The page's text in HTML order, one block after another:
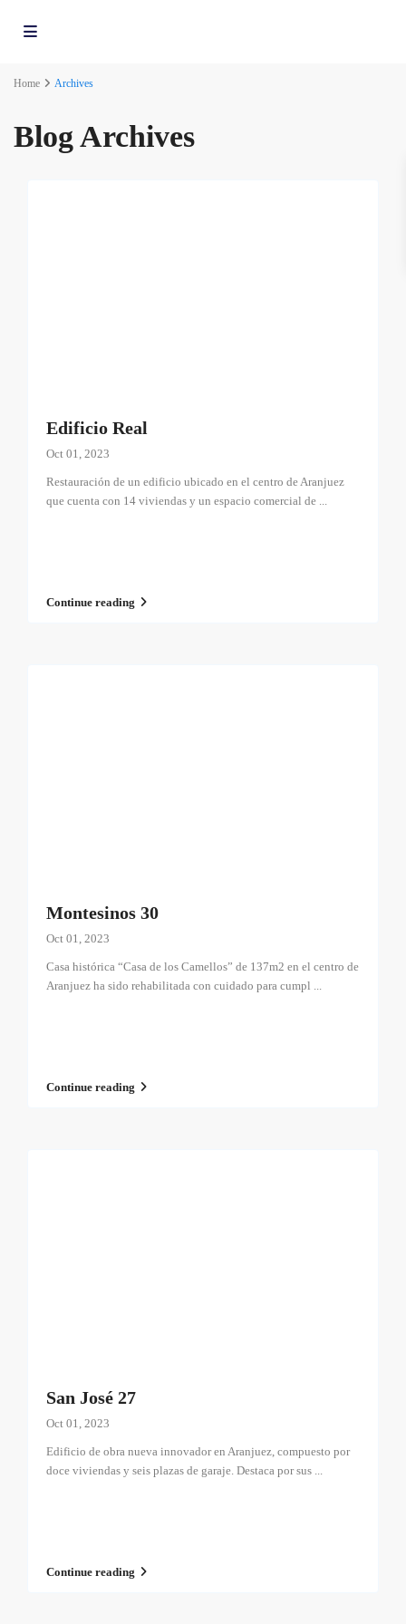
Home Archives
Blog Archives
Edificio Real
Oct 01, 2023
Restauración de un edificio ubicado en el centro de Aranjuez
que cuenta con 14 viviendas y un espacio comercial de
Continue reading
Montesinos 30
Oct 01, 2023
Casa histórica “Casa de los Camellos” de 137m2 en el centro de
Aranjuez ha sido rehabilitada con cuidado para cumpl
Continue reading
San José 27
Oct 01, 2023
Edificio de obra nueva innovador en Aranjuez, compuesto por
doce viviendas y seis plazas de garaje. Destaca por sus
Continue reading